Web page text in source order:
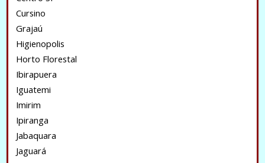
Cursino
Grajaú
Higienopolis
Horto Florestal
Ibirapuera
Iguatemi
Imirim
Ipiranga
Jabaquara
Jaguará